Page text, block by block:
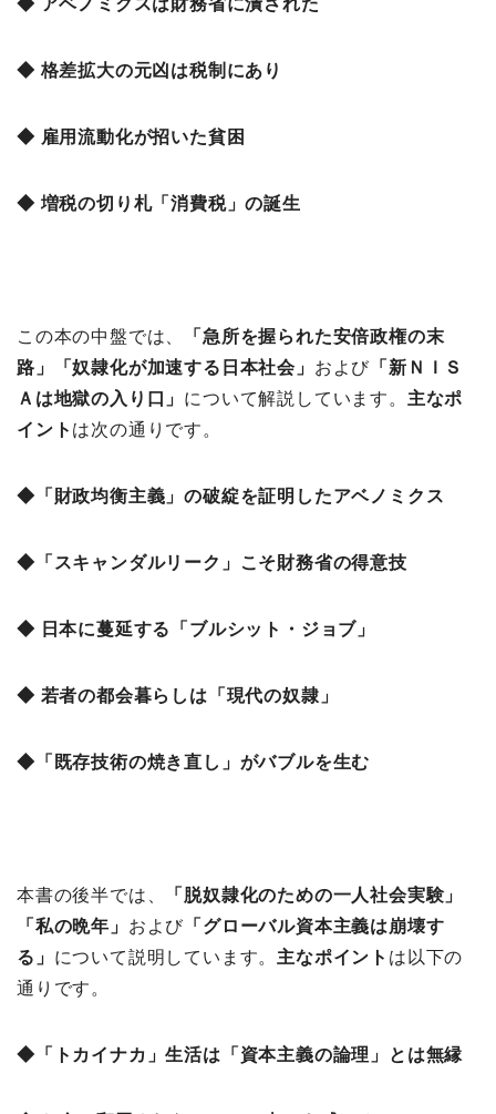
◆ 格差拡大の元凶は税制にあり
◆ 雇用流動化が招いた貧困
◆ 増税の切り札「消費税」の誕生
この本の中盤では、
「急所を握られた安倍政権の末
路 」「奴隷化が加速する日本社会」 および 「新ＮＩＳ
Ａは地獄の入り口」 について解説しています。 主なポ
イント は次の通りです。
◆「財政均衡主義」の破綻を証明したアベノミクス
◆「スキャンダルリーク」こそ財務省の得意技
◆ 日本に蔓延する「ブルシット・ジョブ」
◆ 若者の都会暮らしは「現代の奴隷」
◆「既存技術の焼き直し」がバブルを生む
本書の後半では、 「脱奴隷化のための一人社会実験 」
「私の晩年」 および 「グローバル資本主義は崩壊す
る」 について説明しています。 主なポイント は以下の
通りです。
◆「トカイナカ」生活は「資本主義の論理」とは無縁